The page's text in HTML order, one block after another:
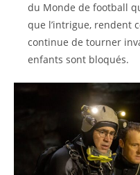
du Monde de football
que l’intrigue, rendent
continue de tourner
enfants sont bloqués.